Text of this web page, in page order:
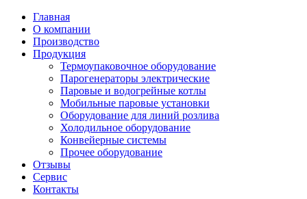
Главная
О компании
Производство
Продукция
Термоупаковочное оборудование
Парогенераторы электрические
Паровые и водогрейные котлы
Мобильные паровые установки
Оборудование для линий розлива
Холодильное оборудование
Конвейерные системы
Прочее оборудование
Отзывы
Сервис
Контакты